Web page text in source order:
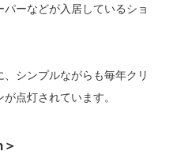
ーなどが入居しているショ
シンプルながらも毎年クリ
点灯されています。